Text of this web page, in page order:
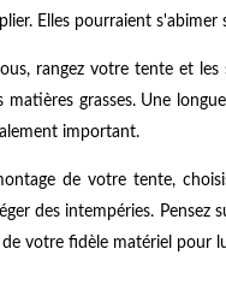
Elles pourraient s'abimer
rangez votre tente et
matières grasses. Une
important.
de votre tente,
des intempéries. Pensez
votre fidèle matériel pour